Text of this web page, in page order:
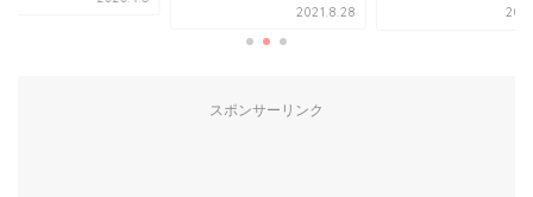
2018.9.15
スポンサーリンク